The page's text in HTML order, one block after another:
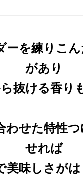
ーを練りこ
があり
抜ける香り
わせた特性
せれば
美味しさがは